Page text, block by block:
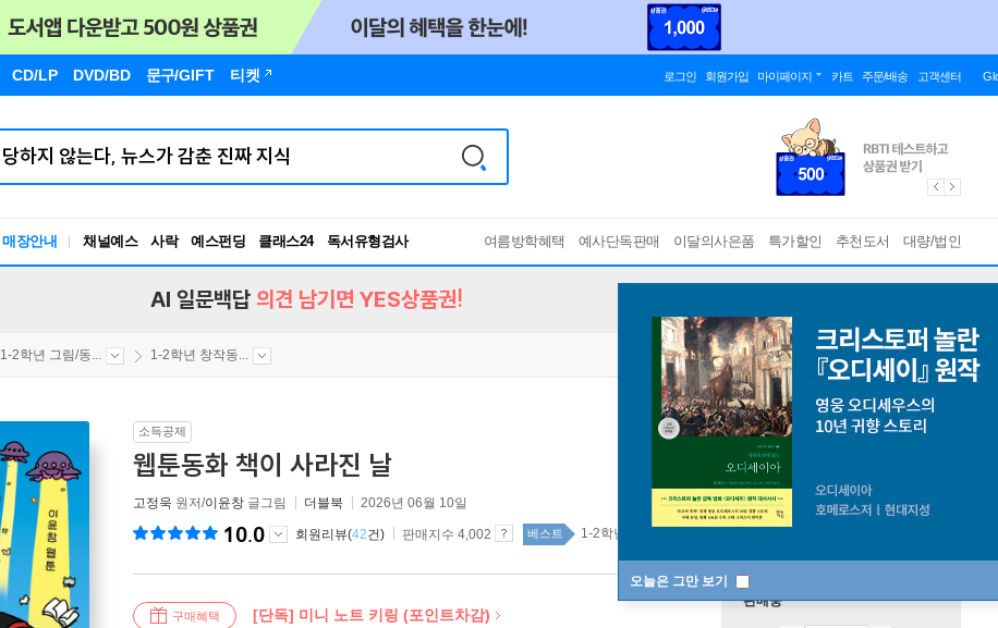
CD/LP DVD/BD 문구/GIFT 티켓 로그인 회원가입 마이페이지 카트 주문/배송 고객센터
매장안내 채널예스 사락 예스펀딩 클래스24
독서유형검사
여름방학혜택 예사단독판매 이달의사은품 특가할인 추천도서 대량/법인
오늘은 그만 보기
AI 일문백답 의견 남기면 YES상품권!
1-2학년 그림/동... 1-2학년 창작동...
소득공제
웹툰동화 책이 사라진 날
고정욱 원저/이윤창 글그림 더블북 2026년 06월 10일
10.0 회원리뷰(42건) 판매지수 4,002 베스트 1-2학년 top100 2주
구매혜택 [단독] 미니 노트 키링 (포인트차감)
판매중